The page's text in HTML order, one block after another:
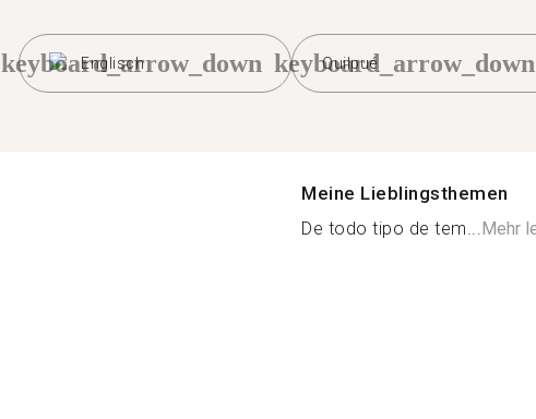
Englisch
keyboard_arrow_down Quilpué
keyboard_arrow_down
Meine Lieblingsthemen
De todo tipo de tem...Mehr